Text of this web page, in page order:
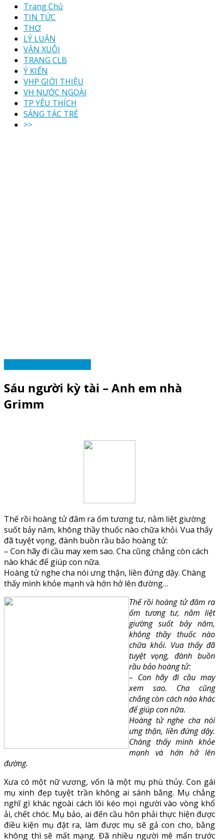
Trang Chủ
TIN TỨC
THƠ
LÝ LUẬN
VĂN XUÔI
TRANG CLB
Ý KIẾN
VHP GIỚI THIỆU
VH NƯỚC NGOÀI
TP YÊU THÍCH
SÁNG TÁC TRẺ
>>
Sáu người kỳ tài – Anh em nhà
Grimm
Thế rồi hoàng tử đâm ra ốm tương tư, nằm liệt giường
suốt bảy năm, không thầy thuốc nào chữa khỏi. Vua thấy
đã tuyệt vọng, đành buồn rầu bảo hoàng tử:
– Con hãy đi cầu may xem sao. Cha cũng chẳng còn cách
nào khác để giúp con nữa.
Hoàng tử nghe cha nói ưng thận, liền đứng dậy. Chàng
thấy mình khỏe mạnh và hớn hở lên đường…
Thế rồi hoàng tử đâm ra
ốm tương tư, nằm liệt
giường suốt bảy năm,
không thầy thuốc nào
chữa khỏi. Vua thấy đã
tuyệt vọng, đành buồn
rầu bảo hoàng tử:
– Con hãy đi cầu may
xem sao. Cha cũng
chẳng còn cách nào khác
để giúp con nữa.
Hoàng tử nghe cha nói
ưng thận, liền đứng dậy.
Chàng thấy mình khỏe
mạnh và hớn hở lên
đường.
Xưa có một nữ vương, vốn là một mụ phù thủy. Con gái
mụ xinh đẹp tuyệt trần không ai sánh bằng. Mụ chẳng
nghĩ gì khác ngoài cách lôi kéo mọi người vào vòng khổ
ải, chết chóc. Mụ bảo, ai đến cầu hôn phải thực hiện được
điều kiện mụ đặt ra, làm được mụ sẽ gả con cho, bằng
không thì sẽ mất mạng. Đã nhiều người mê mẩn trước